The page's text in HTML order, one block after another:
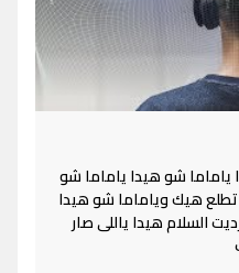
ياماما شو هيدا ياماما شو
هيك وياماما شو هيدا
السلام هيدا ياللى صار